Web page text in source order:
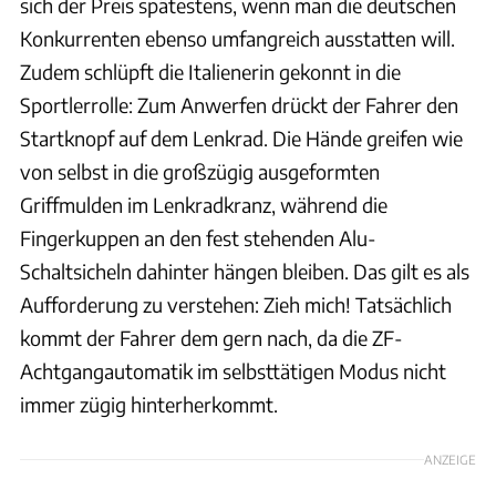
Konkurrenten ebenso umfangreich ausstatten will.
Zudem schlüpft die Italienerin gekonnt in die
Sportlerrolle: Zum Anwerfen drückt der Fahrer den
Startknopf auf dem Lenkrad. Die Hände greifen wie
von selbst in die großzügig ausgeformten
Griffmulden im Lenkradkranz, während die
Fingerkuppen an den fest stehenden Alu-
Schaltsicheln dahinter hängen bleiben. Das gilt es als
Aufforderung zu verstehen: Zieh mich! Tatsächlich
kommt der Fahrer dem gern nach, da die ZF-
Achtgangautomatik im selbsttätigen Modus nicht
immer zügig hinterherkommt.
ANZEIGE